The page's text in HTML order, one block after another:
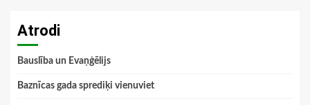
Atrodi
Bauslība un Evaņģēlijs
Baznīcas gada sprediķi vienuviet